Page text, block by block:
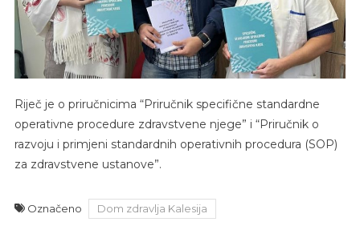
Riječ je o priručnicima “Priručnik specifične standardne
operativne procedure zdravstvene njege” i “Priručnik o
razvoju i primjeni standardnih operativnih procedura (SOP)
za zdravstvene ustanove”.
Označeno Dom zdravlja Kalesija